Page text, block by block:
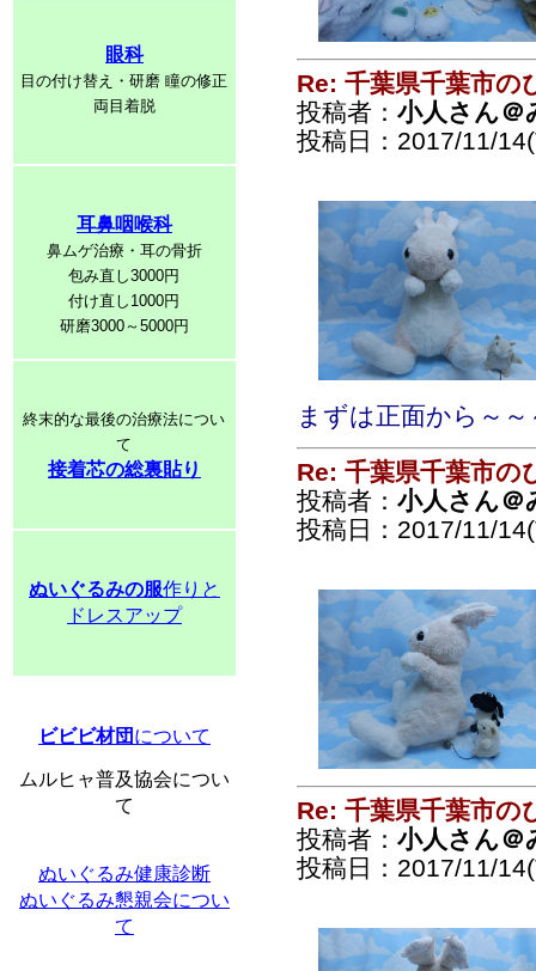
眼科
目の付け替え・研磨 瞳の修正
両目着脱
耳鼻咽喉科
鼻ムゲ治療・耳の骨折
包み直し3000円
付け直し1000円
研磨3000～5000円
終末的な最後の治療法につい
て
接着芯の総裏貼り
ぬいぐるみの服作りと
ドレスアップ
ビビビ材団 について
ムルヒャ普及協会につい
て
ぬいぐるみ健康診断
ぬいぐるみ懇親会につい
て
Re: 千葉県千葉市の
投稿者： 小人さん＠
投稿日：2017/11/
まずは正面から～～
Re: 千葉県千葉市の
投稿者： 小人さん＠
投稿日：2017/11/
Re: 千葉県千葉市の
投稿者： 小人さん＠
投稿日：2017/11/